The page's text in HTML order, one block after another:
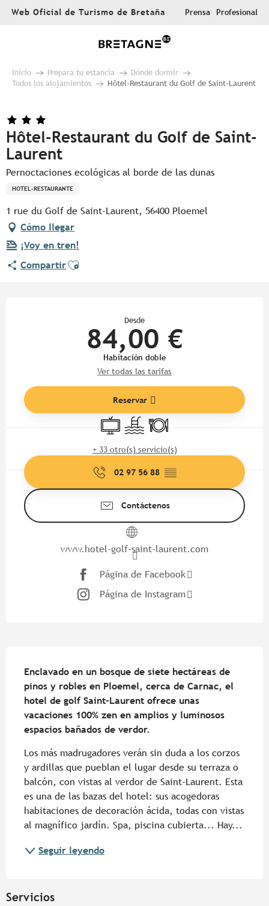
AllerWeb Oficial de Turismo de Bretaña Prensa Profesional
Inicio Prepara tu estancia
Dónde dormir
Todos los alojamientos
Hôtel-Restaurant du Golf de Saint-Laurent
Hôtel-Restaurant du Golf de Saint-
Laurent
Pernoctaciones ecológicas al borde de las dunas
HOTEL-RESTAURANTE
1 rue du Golf de Saint-Laurent, 56400 Ploemel
Cómo llegar
¡Voy en tren!
CompartirAjouter aux favoris
Desde
84,00 €
Habitación doble
Ver todas las tarifas
Reservar
TelevisiónPiscinaRestaurante
+ 33 otro(s) servicio(s)
02 97 56 88 ▒▒
Contáctenos
www.hotel-golf-saint-laurent.com
Página de Facebook
Página de Instagram
Enclavado en un bosque de siete hectáreas de
pinos y robles en Ploemel, cerca de Carnac, el
hotel de golf Saint-Laurent ofrece unas
vacaciones 100% zen en amplios y luminosos
espacios bañados de verdor.
Los más madrugadores verán sin duda a los corzos
y ardillas que pueblan el lugar desde su terraza o
balcón, con vistas al verdor de Saint-Laurent. Esta
es una de las bazas del hotel: sus acogedoras
habitaciones de decoración ácida, todas con vistas
al magnífico jardín. Spa, piscina cubierta... Hay...
Seguir leyendo
Servicios